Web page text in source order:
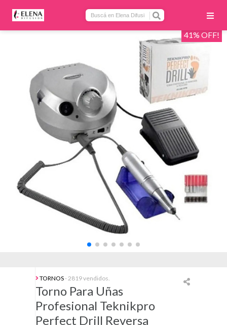
41% OFF!
TORNOS- 2819 vendidos.
Torno Para Uñas
Profesional Teknikpro
Perfect Drill Reversa